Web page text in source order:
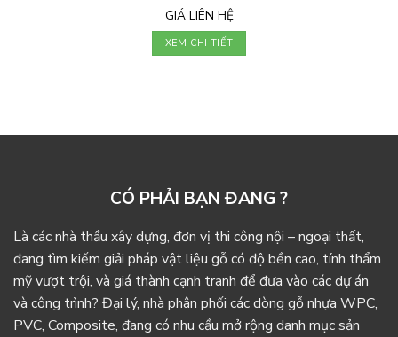
GIÁ LIÊN HỆ
XEM CHI TIẾT
CÓ PHẢI BẠN ĐANG ?
Là các nhà thầu xây dựng, đơn vị thi công nội – ngoại thất,
đang tìm kiếm giải pháp vật liệu gỗ có độ bền cao, tính thẩm
mỹ vượt trội, và giá thành cạnh tranh để đưa vào các dự án
và công trình? Đại lý, nhà phân phối các dòng gỗ nhựa WPC,
PVC, Composite, đang có nhu cầu mở rộng danh mục sản